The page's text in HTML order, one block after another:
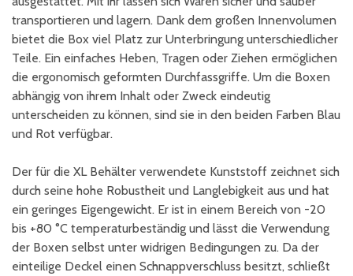
transportieren und lagern. Dank dem großen Innenvolumen
bietet die Box viel Platz zur Unterbringung unterschiedlicher
Teile. Ein einfaches Heben, Tragen oder Ziehen ermöglichen
die ergonomisch geformten Durchfassgriffe. Um die Boxen
abhängig von ihrem Inhalt oder Zweck eindeutig
unterscheiden zu können, sind sie in den beiden Farben Blau
und Rot verfügbar.
Der für die XL Behälter verwendete Kunststoff zeichnet sich
durch seine hohe Robustheit und Langlebigkeit aus und hat
ein geringes Eigengewicht. Er ist in einem Bereich von -20
bis +80 °C temperaturbeständig und lässt die Verwendung
der Boxen selbst unter widrigen Bedingungen zu. Da der
einteilige Deckel einen Schnappverschluss besitzt, schließt